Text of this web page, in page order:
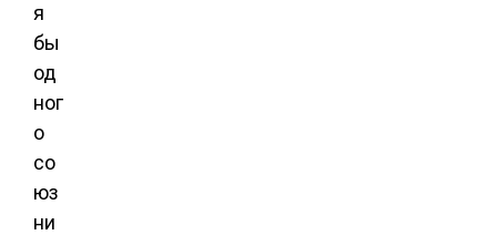
я
бы
од
ног
о
со
юз
ни